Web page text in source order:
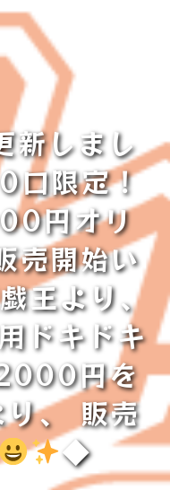
新しまし
口限定！
円オリ
売開始い
王より、
ドキドキ
円を
り、 販売
◆